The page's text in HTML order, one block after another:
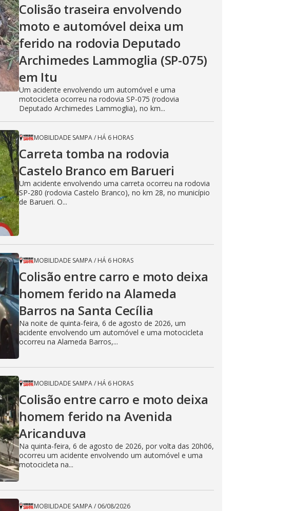
Colisão traseira envolvendo
moto e automóvel deixa um
ferido na rodovia Deputado
Archimedes Lammoglia (SP-075)
em Itu
Um acidente envolvendo um automóvel e uma
motocicleta ocorreu na rodovia SP-075 (rodovia
Deputado Archimedes Lammoglia), no km...
MOBILIDADE SAMPA/ HÁ 6 HORAS
Carreta tomba na rodovia
Castelo Branco em Barueri
Um acidente envolvendo uma carreta ocorreu na rodovia
SP-280 (rodovia Castelo Branco), no km 28, no município
de Barueri. O...
MOBILIDADE SAMPA/ HÁ 6 HORAS
Colisão entre carro e moto deixa
homem ferido na Alameda
Barros na Santa Cecília
Na noite de quinta-feira, 6 de agosto de 2026, um
acidente envolvendo um automóvel e uma motocicleta
ocorreu na Alameda Barros,...
MOBILIDADE SAMPA/ HÁ 6 HORAS
Colisão entre carro e moto deixa
homem ferido na Avenida
Aricanduva
Na quinta-feira, 6 de agosto de 2026, por volta das 20h06,
ocorreu um acidente envolvendo um automóvel e uma
motocicleta na...
MOBILIDADE SAMPA/ 06/08/2026